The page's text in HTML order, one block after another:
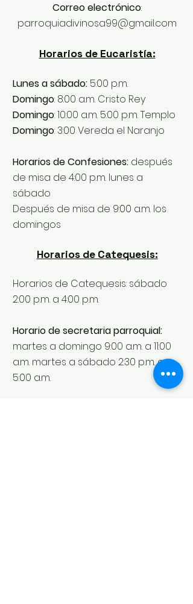
Correo electrónico:
parroquiadivinosa99@gmail.com
Horarios de Eucaristía:
Lunes a sábado: 5:00 p.m.
Domingo: 8:00 a.m. Cristo Rey
Domingo: 10:00 a.m. 5:00 p.m. Templo
Domingo: 3:00 Vereda el Naranjo
Horarios de Confesiones: después
de misa de 4:00 p.m. lunes a
sábado
Después de misa de 9:00 a.m. los
domingos
Horarios de Catequesis:
Horarios de Catequesis: sábado
2:00 p.m. a 4:00 p.m.
Horario de secretaria parroquial:
martes a domingo 9:00 a.m. a 11:00
a.m. martes a sábado 2:30 p.m. a
5:00 a.m.